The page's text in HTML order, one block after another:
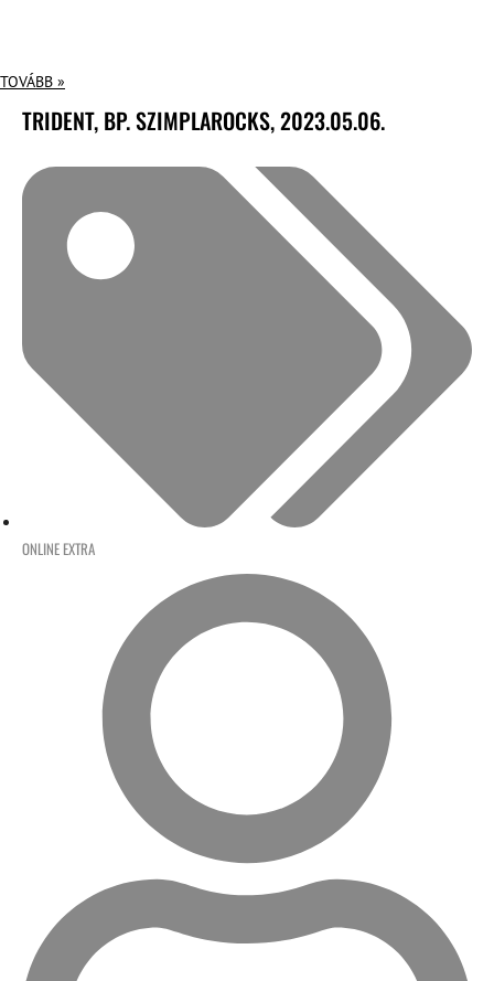
TOVÁBB »
TRIDENT, BP. SZIMPLAROCKS, 2023.05.06.
ONLINE EXTRA